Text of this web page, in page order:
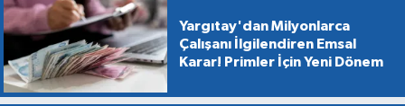
Yargıtay'dan Milyonlarca
Çalışanı İlgilendiren Emsal
Karar! Primler İçin Yeni Dönem